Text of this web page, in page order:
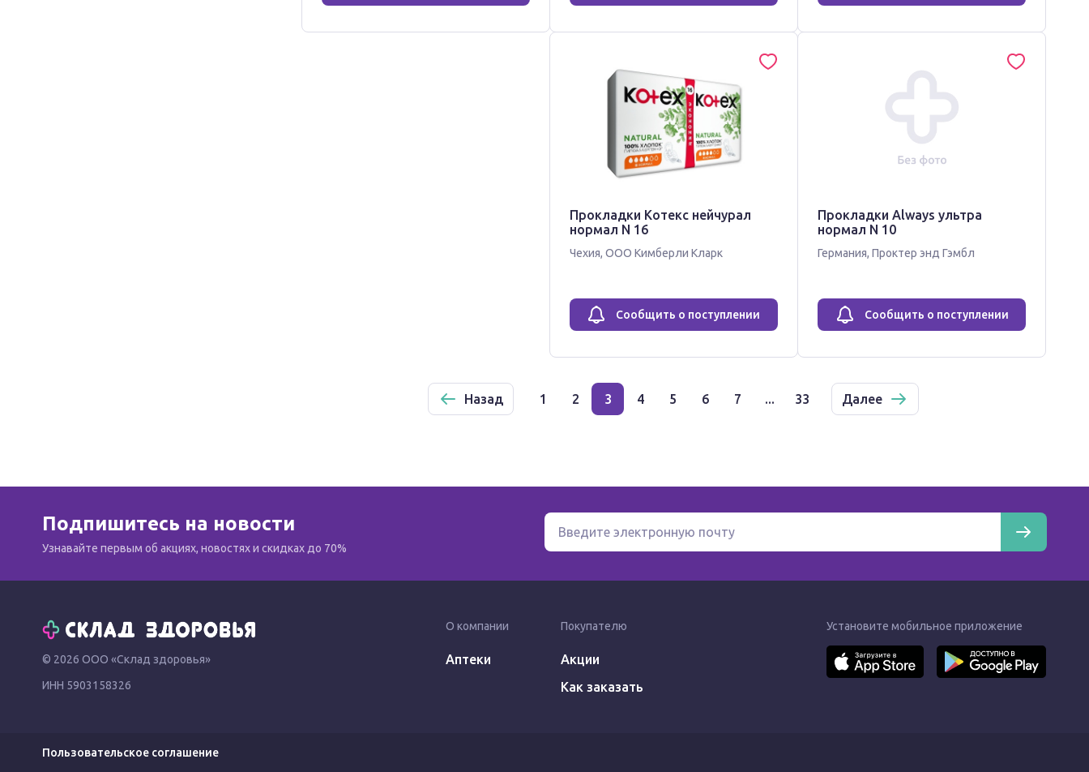
Прокладки Котекс нейчурал
нормал N 16
Чехия, ООО Кимберли Кларк
Сообщить о поступлении
Прокладки Always ультра
нормал N 10
Германия,Проктер энд Гэмбл
Сообщить о поступлении
Назад 1 2 3 4 5 6 7 ... 33 Далее
Подпишитесь на новости
Узнавайте первым об акциях, новостях и скидках до 70%
© 2026 ООО «Склад здоровья»
ИНН 5903158326
О компании
Аптеки
Покупателю
Акции
Как заказать
Установите мобильное приложение
Пользовательское соглашение